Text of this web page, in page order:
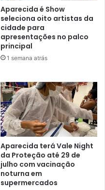
Aparecida é Show
seleciona oito artistas da
cidade para
apresentações no palco
principal
1 semana atrás
Aparecida terá Vale Night
da Proteção até 29 de
julho com vacinação
noturna em
supermercados